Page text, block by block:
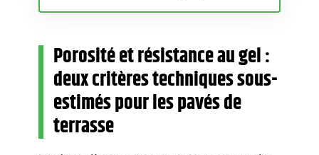
Porosité et résistance au gel :
deux critères techniques sous-
estimés pour les pavés de
terrasse